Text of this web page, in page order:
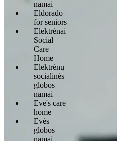
namai
Eldorado
for seniors
Elektrėnai
Social
Care
Home
Elektrėnų
socialinės
globos
namai
Eve's care
home
Evės
globos
namai